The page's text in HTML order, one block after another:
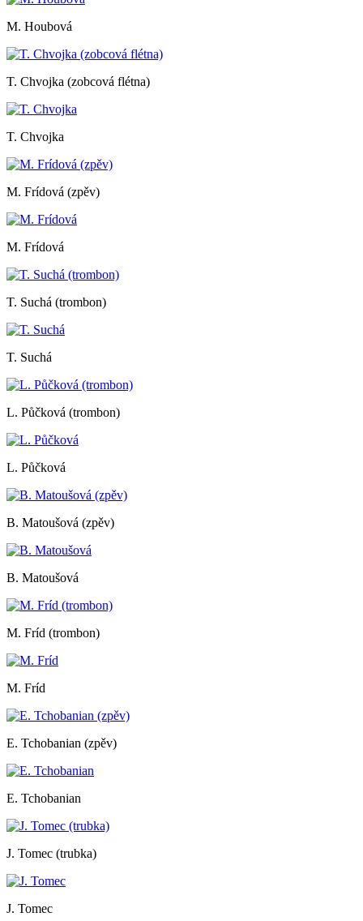
M. Houbová
T. Chvojka (zobcová flétna)
T. Chvojka
M. Frídová (zpěv)
M. Frídová
T. Suchá (trombon)
T. Suchá
L. Půčková (trombon)
L. Půčková
B. Matoušová (zpěv)
B. Matoušová
M. Fríd (trombon)
M. Fríd
E. Tchobanian (zpěv)
E. Tchobanian
J. Tomec (trubka)
J. Tomec